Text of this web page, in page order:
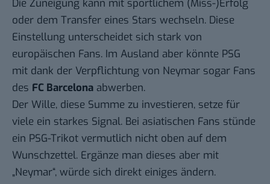
Die Zuneigung kann mit sportlichem (Miss-)Erfolg
oder dem Transfer eines Stars wechseln. Diese
Einstellung unterscheidet sich stark von
europäischen Fans. Im Ausland aber könnte PSG
mit dank der Verpflichtung von Neymar sogar Fans
des FC Barcelona abwerben.
Der Wille, diese Summe zu investieren, setze für
viele ein starkes Signal. Bei asiatischen Fans stünde
ein PSG-Trikot vermutlich nicht oben auf dem
Wunschzettel. Ergänze man dieses aber mit
„Neymar“, würde sich direkt einiges ändern.